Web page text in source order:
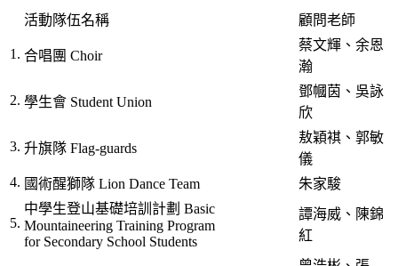
活動隊伍名稱 顧問老師
1. 合唱團 Choir
蔡文輝、余恩
瀚
2. 學生會 Student Union
鄧幗茵、吳詠
欣
3. 升旗隊 Flag-guards
敖穎褀、郭敏
儀
4. 國術醒獅隊 Lion Dance Team 朱家駿
5.
中學生登山基礎培訓計劃 Basic
Mountaineering Training Program
for Secondary School Students
譚海威、陳錦
紅